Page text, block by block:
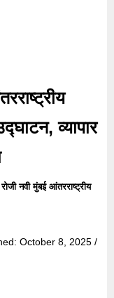
व्यापार
नवी मुंबई आंतरराष्ट्रीय
October 8, 2025 /